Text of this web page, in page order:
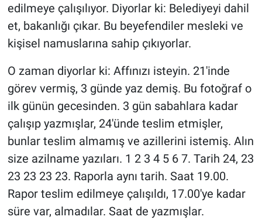
edilmeye çalışılıyor. Diyorlar ki: Belediyeyi dahil
et, bakanlığı çıkar. Bu beyefendiler mesleki ve
kişisel namuslarına sahip çıkıyorlar.
O zaman diyorlar ki: Affınızı isteyin. 21'inde
görev vermiş, 3 günde yaz demiş. Bu fotoğraf o
ilk günün gecesinden. 3 gün sabahlara kadar
çalışıp yazmışlar, 24'ünde teslim etmişler,
bunlar teslim almamış ve azillerini istemiş. Alın
size azilname yazıları. 1 2 3 4 5 6 7. Tarih 24, 23
23 23 23 23. Raporla aynı tarih. Saat 19.00.
Rapor teslim edilmeye çalışıldı, 17.00'ye kadar
süre var, almadılar. Saat de yazmışlar.